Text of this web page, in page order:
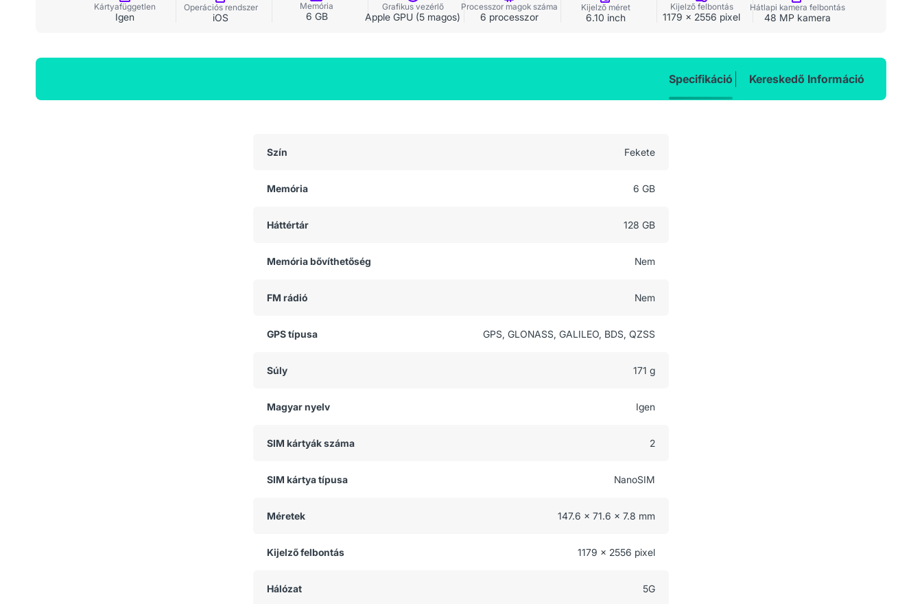
Kártyafüggetlen
Igen
Operációs rendszer
iOS
Memória
6 GB
Grafikus vezérlő
Apple GPU (5 magos)
Processzor magok száma
6 processzor
Kijelző méret
6.10 inch
Kijelző felbontás
1179 x 2556 pixel
Hátlapi kamera felbontás
48 MP kamera
Specifikáció Kereskedő Információ
Szín Fekete
Memória 6 GB
Háttértár 128 GB
Memória bővíthetőség Nem
FM rádió Nem
GPS típusa GPS, GLONASS, GALILEO, BDS, QZSS
Súly 171 g
Magyar nyelv Igen
SIM kártyák száma 2
SIM kártya típusa NanoSIM
Méretek 147.6 x 71.6 x 7.8 mm
Kijelző felbontás 1179 x 2556 pixel
Hálózat 5G